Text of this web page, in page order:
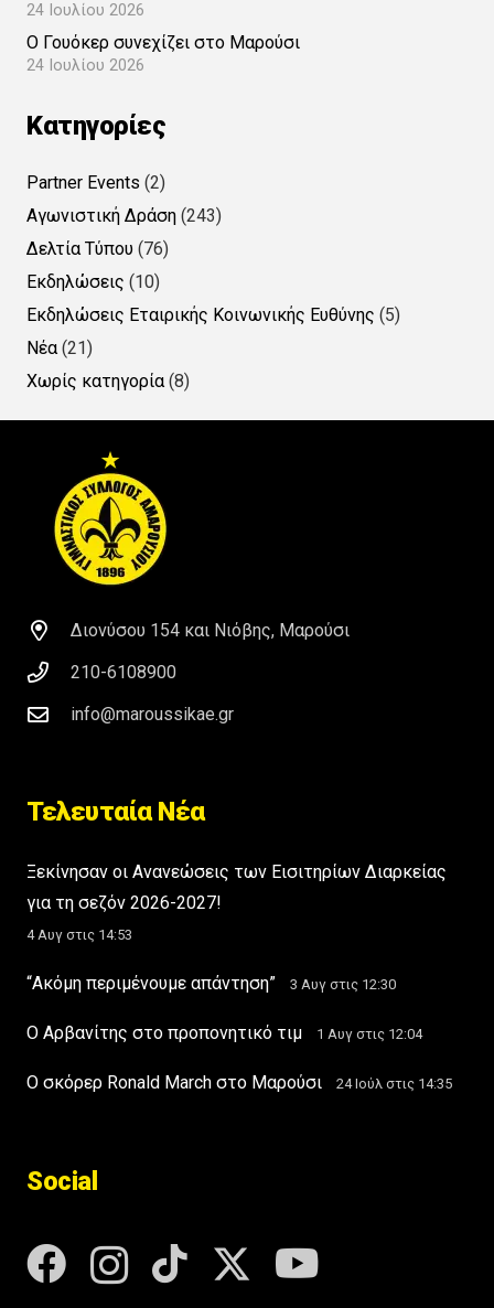
24 Ιουλίου 2026
Ο Γουόκερ συνεχίζει στο Μαρούσι
24 Ιουλίου 2026
Kατηγορίες
Partner Events (2)
Αγωνιστική Δράση (243)
Δελτία Τύπου (76)
Εκδηλώσεις (10)
Εκδηλώσεις Εταιρικής Κοινωνικής Ευθύνης (5)
Νέα (21)
Χωρίς κατηγορία (8)
Διονύσου 154 και Νιόβης, Μαρούσι
210-6108900
info@maroussikae.gr
Τελευταία Νέα
Ξεκίνησαν οι Ανανεώσεις των Εισιτηρίων Διαρκείας
για τη σεζόν 2026-2027!
4 Αυγ στις 14:53
“Ακόμη περιμένουμε απάντηση” 3 Αυγ στις 12:30
Ο Αρβανίτης στο προπονητικό τιμ 1 Αυγ στις 12:04
Ο σκόρερ Ronald March στο Μαρούσι 24 Ιούλ στις 14:35
Social